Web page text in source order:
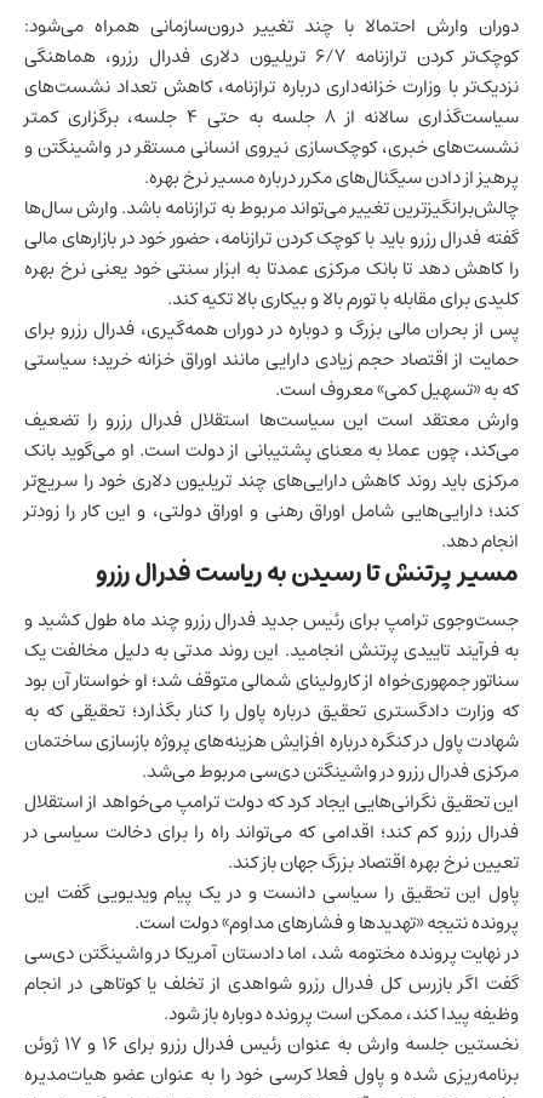
دوران وارش احتمالا با چند تغییر درون‌سازمانی همراه می‌شود:
کوچک‌تر کردن ترازنامه ۶/۷ تریلیون دلاری فدرال رزرو، هماهنگی
نزدیک‌تر با وزارت خزانه‌داری درباره ترازنامه، کاهش تعداد نشست‌های
سیاست‌گذاری سالانه از ۸ جلسه به حتی ۴ جلسه، برگزاری کمتر
نشست‌های خبری، کوچک‌سازی نیروی انسانی مستقر در واشینگتن و
پرهیز از دادن سیگنال‌های مکرر درباره مسیر نرخ بهره.
چالش‌برانگیزترین تغییر می‌تواند مربوط به ترازنامه باشد. وارش سال‌ها
گفته فدرال رزرو باید با کوچک کردن ترازنامه، حضور خود در بازارهای مالی
را کاهش دهد تا بانک مرکزی عمدتا به ابزار سنتی خود یعنی نرخ بهره
کلیدی برای مقابله با تورم بالا و بیکاری بالا تکیه کند.
پس از بحران مالی بزرگ و دوباره در دوران همه‌گیری، فدرال رزرو برای
حمایت از اقتصاد حجم زیادی دارایی مانند اوراق خزانه خرید؛ سیاستی
که به «تسهیل کمی» معروف است.
وارش معتقد است این سیاست‌ها استقلال فدرال رزرو را تضعیف
می‌کند، چون عملا به معنای پشتیبانی از دولت است. او می‌گوید بانک
مرکزی باید روند کاهش دارایی‌های چند تریلیون دلاری خود را سریع‌تر
کند؛ دارایی‌هایی شامل اوراق رهنی و اوراق دولتی، و این کار را زودتر
انجام دهد.
مسیر پرتنش تا رسیدن به ریاست فدرال رزرو
جست‌وجوی ترامپ برای رئیس جدید فدرال رزرو چند ماه طول کشید و
به فرآیند تاییدی پرتنش انجامید. این روند مدتی به دلیل مخالفت یک
سناتور جمهوری‌خواه از کارولینای شمالی متوقف شد؛ او خواستار آن بود
که وزارت دادگستری تحقیق درباره پاول را کنار بگذارد؛ تحقیقی که به
شهادت پاول در کنگره درباره افزایش هزینه‌های پروژه بازسازی ساختمان
مرکزی فدرال رزرو در واشینگتن دی‌سی مربوط می‌شد.
این تحقیق نگرانی‌هایی ایجاد کرد که دولت ترامپ می‌خواهد از استقلال
فدرال رزرو کم کند؛ اقدامی که می‌تواند راه را برای دخالت سیاسی در
تعیین نرخ بهره اقتصاد بزرگ جهان باز کند.
پاول این تحقیق را سیاسی دانست و در یک پیام ویدیویی گفت این
پرونده نتیجه «تهدیدها و فشارهای مداوم» دولت است.
در نهایت پرونده مختومه شد، اما دادستان آمریکا در واشینگتن دی‌سی
گفت اگر بازرس کل فدرال رزرو شواهدی از تخلف یا کوتاهی در انجام
وظیفه پیدا کند، ممکن است پرونده دوباره باز شود.
نخستین جلسه وارش به عنوان رئیس فدرال رزرو برای ۱۶ و ۱۷ ژوئن
برنامه‌ریزی شده و پاول فعلا کرسی خود را به عنوان عضو هیات‌مدیره